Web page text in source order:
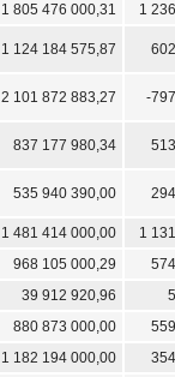
1 805 476 000,31 1
1 124 184 575,87
2 101 872 883,27 -
837 177 980,34
535 940 390,00
1 481 414 000,00 1
968 105 000,29
39 912 920,96
880 873 000,00
1 182 194 000,00